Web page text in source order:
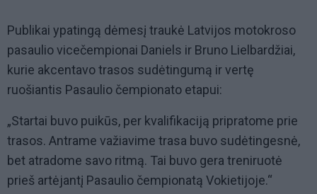
Publikai ypatingą dėmesį traukė Latvijos motokroso
pasaulio vicečempionai Daniels ir Bruno Lielbardžiai,
kurie akcentavo trasos sudėtingumą ir vertę
ruošiantis Pasaulio čempionato etapui:
„Startai buvo puikūs, per kvalifikaciją pripratome prie
trasos. Antrame važiavime trasa buvo sudėtingesnė,
bet atradome savo ritmą. Tai buvo gera treniruotė
prieš artėjantį Pasaulio čempionatą Vokietijoje.“